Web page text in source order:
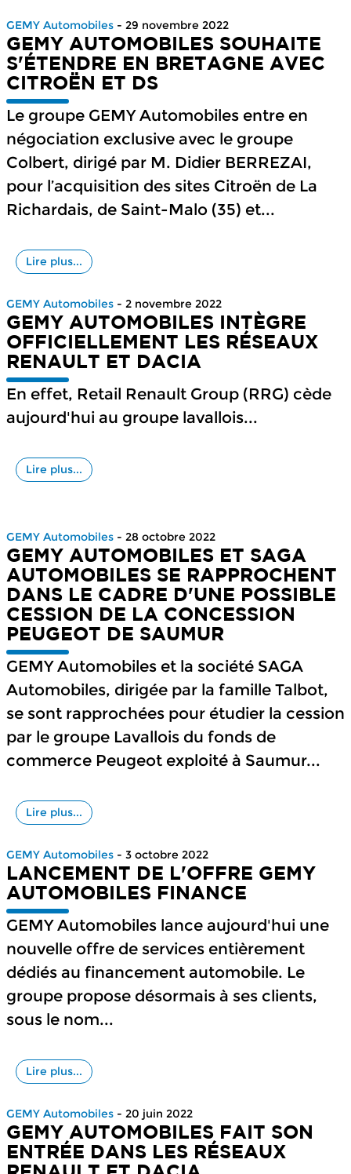
GEMY Automobiles - 29 novembre 2022
GEMY AUTOMOBILES SOUHAITE
S'ÉTENDRE EN BRETAGNE AVEC
CITROËN ET DS
Le groupe GEMY Automobiles entre en
négociation exclusive avec le groupe
Colbert, dirigé par M. Didier BERREZAI,
pour l’acquisition des sites Citroën de La
Richardais, de Saint-Malo (35) et...
Lire plus...
GEMY Automobiles - 2 novembre 2022
GEMY AUTOMOBILES INTÈGRE
OFFICIELLEMENT LES RÉSEAUX
RENAULT ET DACIA
En effet, Retail Renault Group (RRG) cède
aujourd'hui au groupe lavallois...
Lire plus...
GEMY Automobiles - 28 octobre 2022
GEMY AUTOMOBILES ET SAGA
AUTOMOBILES SE RAPPROCHENT
DANS LE CADRE D'UNE POSSIBLE
CESSION DE LA CONCESSION
PEUGEOT DE SAUMUR
GEMY Automobiles et la société SAGA
Automobiles, dirigée par la famille Talbot,
se sont rapprochées pour étudier la cession
par le groupe Lavallois du fonds de
commerce Peugeot exploité à Saumur...
Lire plus...
GEMY Automobiles - 3 octobre 2022
LANCEMENT DE L'OFFRE GEMY
AUTOMOBILES FINANCE
GEMY Automobiles lance aujourd'hui une
nouvelle offre de services entièrement
dédiés au financement automobile. Le
groupe propose désormais à ses clients,
sous le nom...
Lire plus...
GEMY Automobiles - 20 juin 2022
GEMY AUTOMOBILES FAIT SON
ENTRÉE DANS LES RÉSEAUX